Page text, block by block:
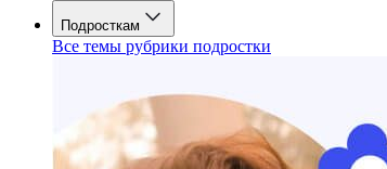
Подросткам
Все темы рубрики подростки